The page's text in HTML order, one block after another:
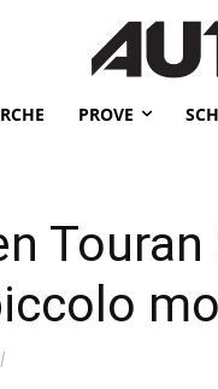
PROVE